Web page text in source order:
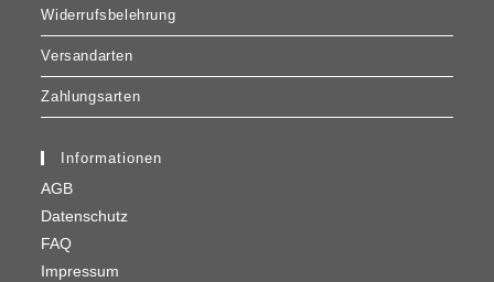
Widerrufsbelehrung
Versandarten
Zahlungsarten
Informationen
AGB
Datenschutz
FAQ
Impressum